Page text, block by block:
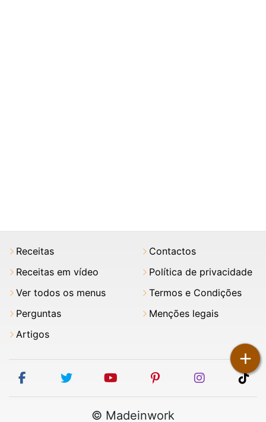
+
Receitas
Receitas em vídeo
Ver todos os menus
Perguntas
Artigos
Contactos
Política de privacidade
Termos e Condições
Menções legais
facebooktwitter youtubepinterestinstagram
© Madeinwork